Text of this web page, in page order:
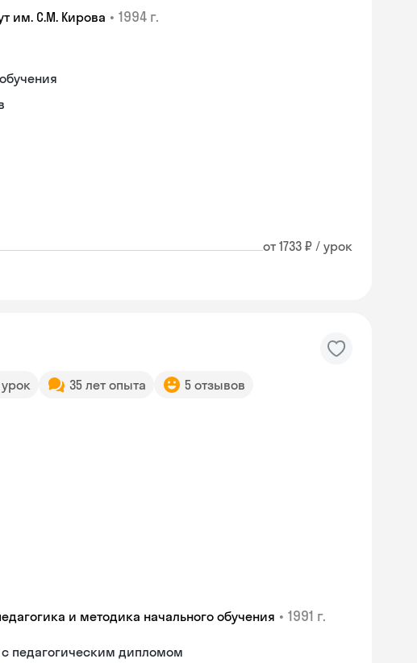
им. С.М. Кирова • 1994 г.
от 1733 ₽ / урок
урок 35 лет опыта 5 отзывов
и методика начального обучения • 1991 г.
с педагогическим дипломом